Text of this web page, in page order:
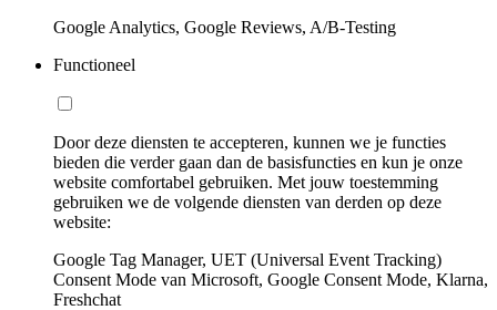
Google Analytics, Google Reviews, A/B-Testing
Functioneel
Door deze diensten te accepteren, kunnen we je functies
bieden die verder gaan dan de basisfuncties en kun je onze
website comfortabel gebruiken. Met jouw toestemming
gebruiken we de volgende diensten van derden op deze
website:
Google Tag Manager, UET (Universal Event Tracking)
Consent Mode van Microsoft, Google Consent Mode, Klarna,
Freshchat